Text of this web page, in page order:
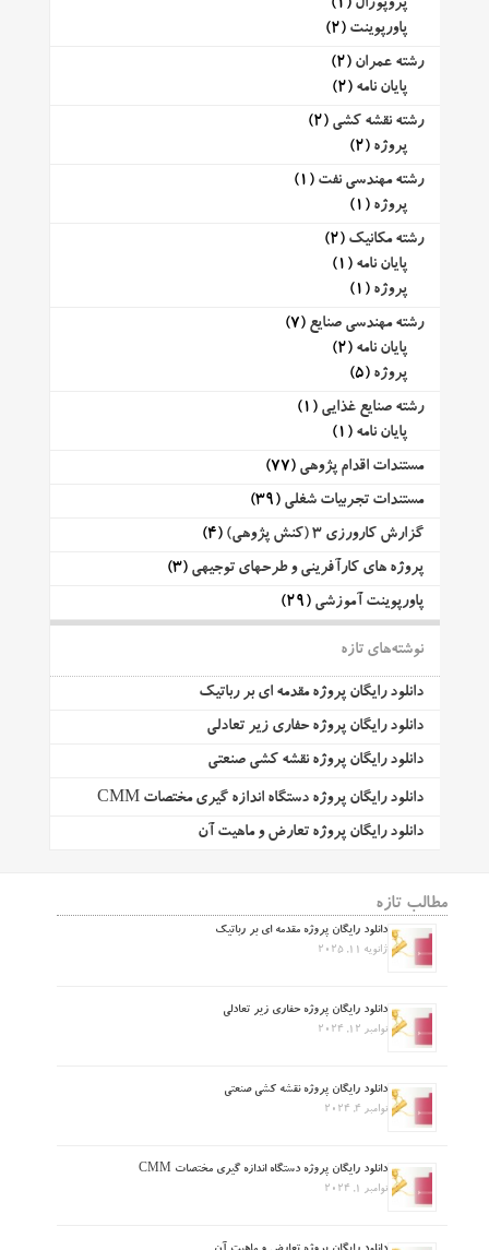
پروپوزال (1)
پاورپوینت (2)
رشته عمران (2)
پایان نامه (2)
رشته نقشه کشی (2)
پروژه (2)
رشته مهندسی نفت (1)
پروژه (1)
رشته مکانیک (2)
پایان نامه (1)
پروژه (1)
رشته مهندسی صنایع (7)
پایان نامه (2)
پروژه (5)
رشته صنایع غذایی (1)
پایان نامه (1)
مستندات اقدام پژوهی (77)
مستندات تجربیات شغلی (39)
گزارش کارورزی 3 (کنش پژوهی)
(4)
پروژه های کارآفرینی و طرحهای توجیهی (3)
پاورپوینت آموزشی (29)
نوشته‌های تازه
دانلود رایگان پروژه مقدمه ای بر رباتیک
دانلود رایگان پروژه حفاری زیر تعادلی
دانلود رایگان پروژه نقشه کشی صنعتی
دانلود رایگان پروژه دستگاه اندازه گیری مختصات CMM
دانلود رایگان پروژه تعارض و ماهیت آن
مطالب تازه
دانلود رایگان پروژه مقدمه ای بر رباتیک
ژانویه 11, 2025
دانلود رایگان پروژه حفاری زیر تعادلی
نوامبر 12, 2024
دانلود رایگان پروژه نقشه کشی صنعتی
نوامبر 4, 2024
دانلود رایگان پروژه دستگاه اندازه گیری مختصات CMM
نوامبر 1, 2024